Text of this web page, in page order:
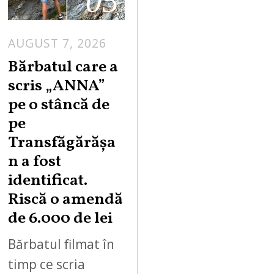
AUGUST 7, 2026
Bărbatul care a
scris „ANNA”
pe o stâncă de
pe
Transfăgărășa
n a fost
identificat.
Riscă o amendă
de 6.000 de lei
Bărbatul filmat în
timp ce scria